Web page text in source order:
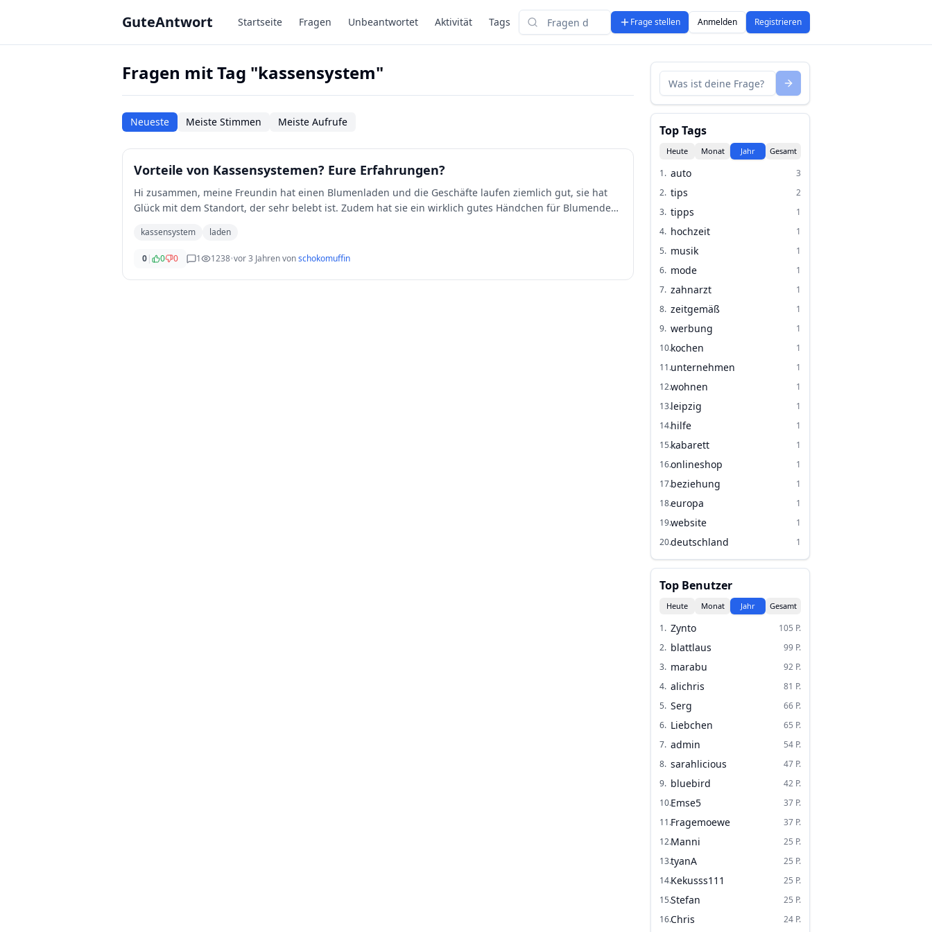
GuteAntwort Startseite Fragen Unbeantwortet Aktivität Tags
Suchen
Frage stellen Anmelden Registrieren
Fragen mit Tag "kassensystem"
Neueste Meiste Stimmen Meiste Aufrufe
Vorteile von Kassensystemen? Eure Erfahrungen?
Hi zusammen, meine Freundin hat einen Blumenladen und die Geschäfte laufen ziemlich gut, sie hat
Glück mit dem Standort, der sehr belebt ist. Zudem hat sie ein wirklich gutes Händchen für Blumendeko
kassensystem laden
0| 0 0 1 1238•vor 3 Jahrenvonschokomuffin
Top Tags
Heute Monat Jahr Gesamt
1. auto
3
2. tips
2
3. tipps
1
4. hochzeit
1
5. musik
1
6. mode
1
7. zahnarzt
1
8. zeitgemäß
1
9. werbung
1
10.kochen
1
11.unternehmen
1
12.wohnen
1
13.leipzig
1
14.hilfe
1
15.kabarett
1
16.onlineshop
1
17.beziehung
1
18.europa
1
19.website
1
20.deutschland 1
Top Benutzer
Heute Monat Jahr Gesamt
1. Zynto 105 P.
2. blattlaus 99 P.
3. marabu 92 P.
4. alichris 81 P.
5. Serg 66 P.
6. Liebchen 65 P.
7. admin 54 P.
8. sarahlicious 47 P.
9. bluebird 42 P.
10.Emse5 37 P.
11.Fragemoewe 37 P.
12.Manni 25 P.
13.tyanA 25 P.
14.Kekusss111 25 P.
15.Stefan 25 P.
16.Chris 24 P.